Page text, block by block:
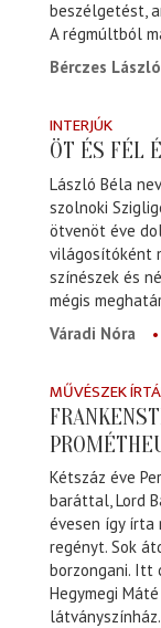
beszélgetést,
A régmúltból
Bérczes László
INTERJÚK
ÖT ÉS FÉL
László Béla
szolnoki
ötvenöt éve
világosítóként
színészek és
mégis
Váradi Nóra
MŰVÉSZEK
Kétszáz éve
baráttal, Lord
évesen így írta
regényt. Sok
borzongani. Itt
Hegymegi
látványszínház.